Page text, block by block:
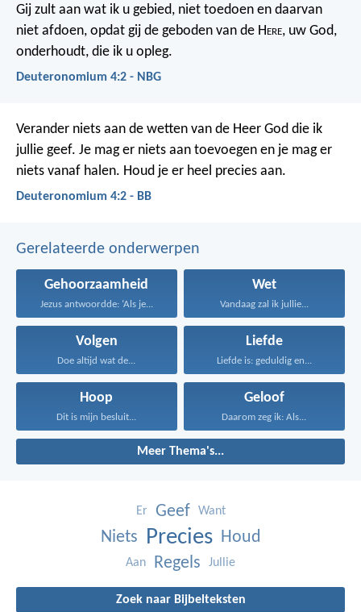
Gij zult aan wat ik u gebied, niet toedoen en daarvan
niet afdoen, opdat gij de geboden van de Here, uw God,
onderhoudt, die ik u opleg.
Deuteronomium 4:2 - NBG
Verander niets aan de wetten van de Heer God die ik
jullie geef. Je mag er niets aan toevoegen en je mag er
niets vanaf halen. Houd je er heel precies aan.
Deuteronomium 4:2 - BB
Gerelateerde onderwerpen
Gehoorzaamheid
Jezus antwoordde: ‘Als je...
Wet
Vandaag zal ik jullie...
Volgen
Doe altijd wat de...
Liefde
Liefde is: geduldig en...
Hoop
Dit is mijn besluit...
Geloof
Daarom zeg ik: Als...
Meer Thema's...
Er Geef Want
Niets Precies Houd
Aan Regels Jullie
Zoek naar Bijbelteksten